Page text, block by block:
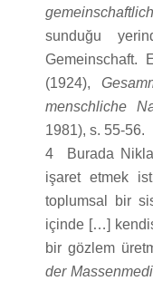
sunduğu
Gemeinschaft.
(1924),
menschliche
1981), s. 55-56.
4
Burada
işaret etmek
toplumsal bir
içinde […]
bir gözlem
der